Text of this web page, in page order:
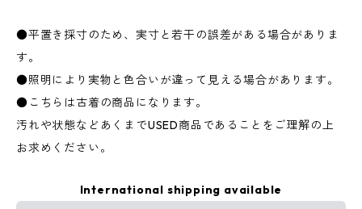
●平置き採寸のため、実寸と若干の誤差がある場合がありま
す。
●照明により実物と色合いが違って見える場合があります。
●こちらは古着の商品になります。
汚れや状態などあくまでUSED商品であることをご理解の上
お求めください。
International shipping available